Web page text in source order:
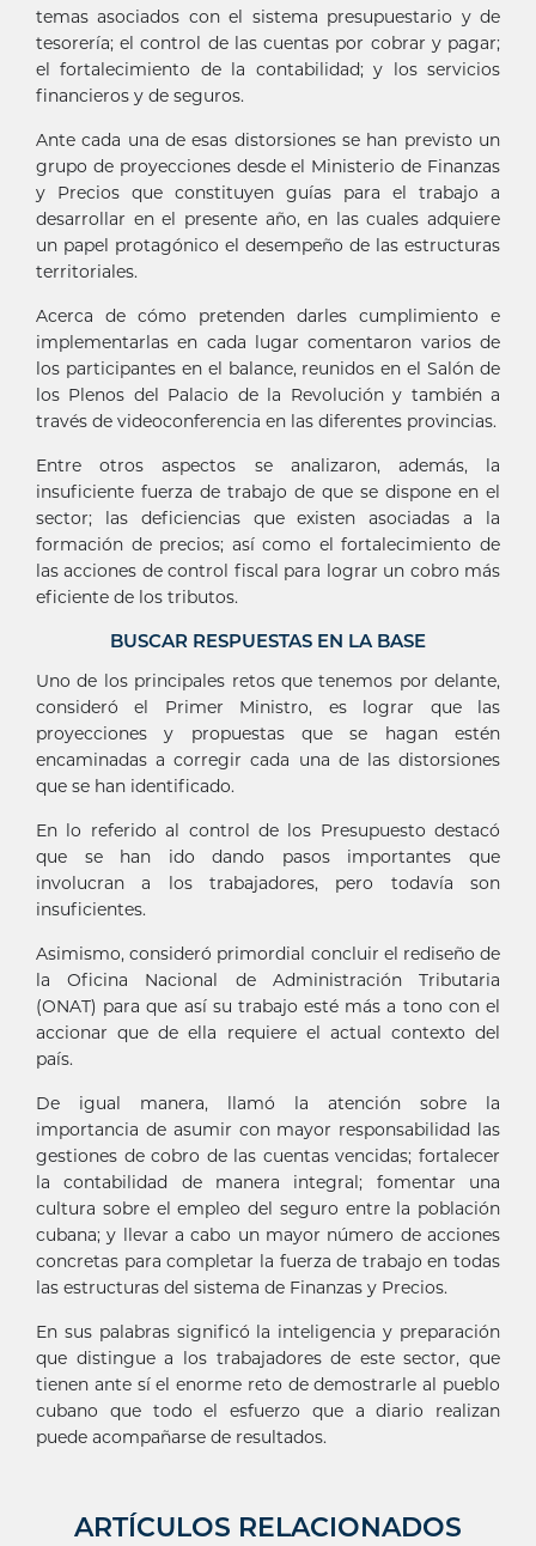
temas asociados con el sistema presupuestario y de
tesorería; el control de las cuentas por cobrar y pagar;
el fortalecimiento de la contabilidad; y los servicios
financieros y de seguros.
Ante cada una de esas distorsiones se han previsto un
grupo de proyecciones desde el Ministerio de Finanzas
y Precios que constituyen guías para el trabajo a
desarrollar en el presente año, en las cuales adquiere
un papel protagónico el desempeño de las estructuras
territoriales.
Acerca de cómo pretenden darles cumplimiento e
implementarlas en cada lugar comentaron varios de
los participantes en el balance, reunidos en el Salón de
los Plenos del Palacio de la Revolución y también a
través de videoconferencia en las diferentes provincias.
Entre otros aspectos se analizaron, además, la
insuficiente fuerza de trabajo de que se dispone en el
sector; las deficiencias que existen asociadas a la
formación de precios; así como el fortalecimiento de
las acciones de control fiscal para lograr un cobro más
eficiente de los tributos.
BUSCAR RESPUESTAS EN LA BASE
Uno de los principales retos que tenemos por delante,
consideró el Primer Ministro, es lograr que las
proyecciones y propuestas que se hagan estén
encaminadas a corregir cada una de las distorsiones
que se han identificado.
En lo referido al control de los Presupuesto destacó
que se han ido dando pasos importantes que
involucran a los trabajadores, pero todavía son
insuficientes.
Asimismo, consideró primordial concluir el rediseño de
la Oficina Nacional de Administración Tributaria
(ONAT) para que así su trabajo esté más a tono con el
accionar que de ella requiere el actual contexto del
país.
De igual manera, llamó la atención sobre la
importancia de asumir con mayor responsabilidad las
gestiones de cobro de las cuentas vencidas; fortalecer
la contabilidad de manera integral; fomentar una
cultura sobre el empleo del seguro entre la población
cubana; y llevar a cabo un mayor número de acciones
concretas para completar la fuerza de trabajo en todas
las estructuras del sistema de Finanzas y Precios.
En sus palabras significó la inteligencia y preparación
que distingue a los trabajadores de este sector, que
tienen ante sí el enorme reto de demostrarle al pueblo
cubano que todo el esfuerzo que a diario realizan
puede acompañarse de resultados.
ARTÍCULOS RELACIONADOS